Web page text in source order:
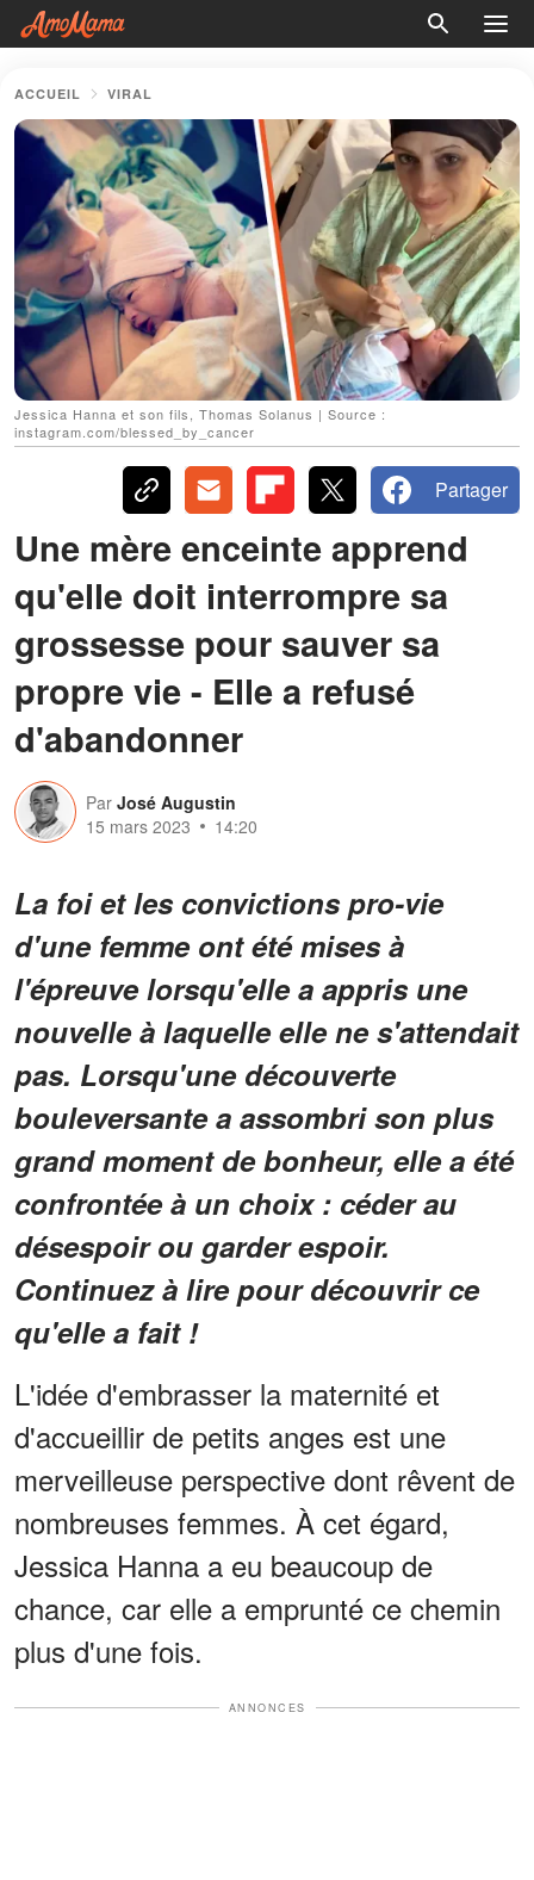
ACCUEIL VIRAL
Jessica Hanna et son fils, Thomas Solanus | Source :
instagram.com/blessed_by_cancer
Partager
Une mère enceinte apprend
qu'elle doit interrompre sa
grossesse pour sauver sa
propre vie - Elle a refusé
d'abandonner
Par José Augustin
15 mars 2023
14:20
La foi et les convictions pro-vie
d'une femme ont été mises à
l'épreuve lorsqu'elle a appris une
nouvelle à laquelle elle ne s'attendait
pas. Lorsqu'une découverte
bouleversante a assombri son plus
grand moment de bonheur, elle a été
confrontée à un choix : céder au
désespoir ou garder espoir.
Continuez à lire pour découvrir ce
qu'elle a fait !
L'idée d'embrasser la maternité et
d'accueillir de petits anges est une
merveilleuse perspective dont rêvent de
nombreuses femmes. À cet égard,
Jessica Hanna a eu beaucoup de
chance, car elle a emprunté ce chemin
plus d'une fois.
ANNONCES